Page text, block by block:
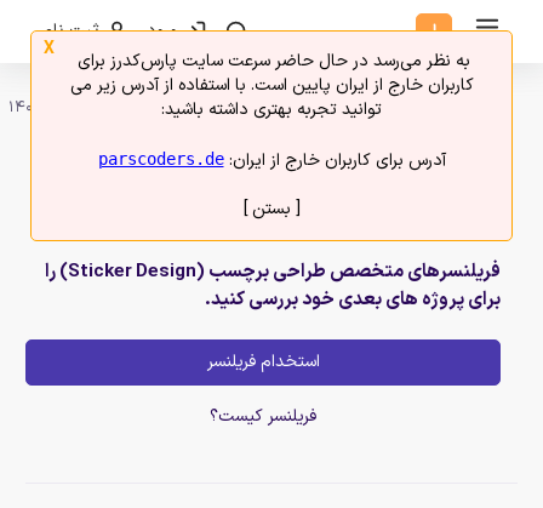
ورود ثبت نام
بهترین متخصصان طراحی برچسب (Sticker
فریلنسرهای متخصص طراحی برچسب (Sticker Design) را
برای پروژه های بعدی خود بررسی کنید.
استخدام فریلنسر
فریلنسر کیست؟
X
به نظر می‌رسد در حال حاضر سرعت سایت پارس‌کدرز برای
کاربران خارج از ایران پایین است. با استفاده از آدرس زیر می
توانید تجربه بهتری داشته باشید:
آدرس برای کاربران خارج از ایران:parscoders.de
[ بستن ]